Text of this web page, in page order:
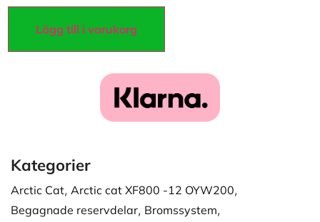
Lägg till i varukorg
Kategorier
Arctic Cat, Arctic cat XF800 -12 OYW200,
Begagnade reservdelar, Bromssystem,